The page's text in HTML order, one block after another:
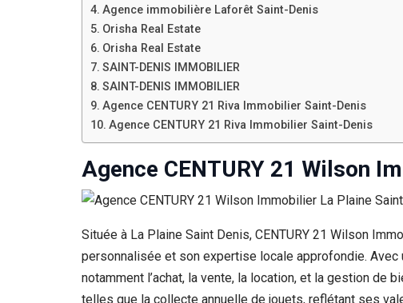
Agence immobilière Laforêt Saint-Denis
Orisha Real Estate
Orisha Real Estate
SAINT-DENIS IMMOBILIER
SAINT-DENIS IMMOBILIER
Agence CENTURY 21 Riva Immobilier Saint-Denis
Agence CENTURY 21 Riva Immobilier Saint-Denis
Agence CENTURY 21 Wilson
Située à La Plaine Saint Denis, CENTURY 21 Wilson
personnalisée et son expertise locale approfondie.
notamment l’achat, la vente, la location, et la gestion de
telles que la collecte annuelle de jouets, reflétant ses